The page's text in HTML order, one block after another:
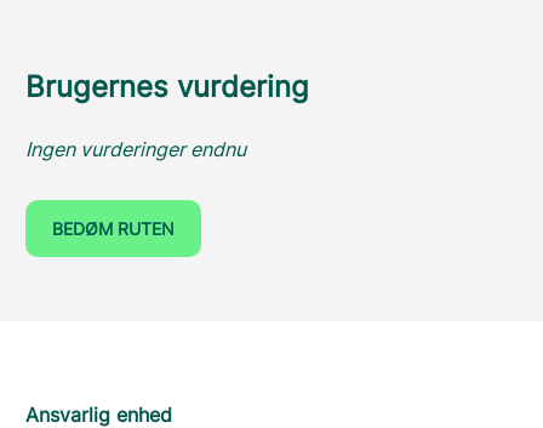
Brugernes vurdering
Ingen vurderinger endnu
BEDØM RUTEN
Ansvarlig enhed